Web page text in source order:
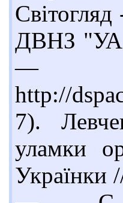
ДВНЗ
—
http://
7).
уламки